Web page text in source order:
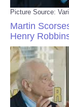
Picture Source:
Martin
Henry